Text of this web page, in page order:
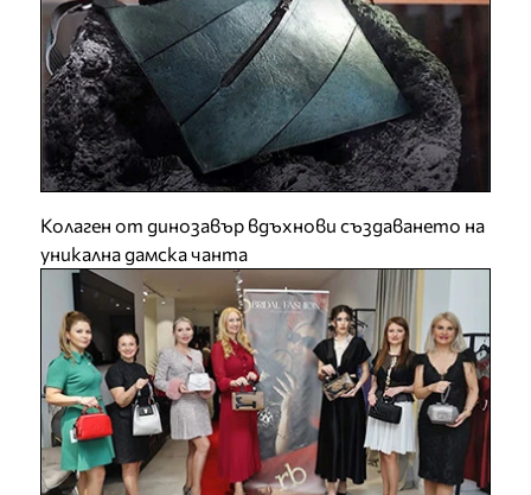
Колаген от динозавър вдъхнови създаването на
уникална дамска чанта